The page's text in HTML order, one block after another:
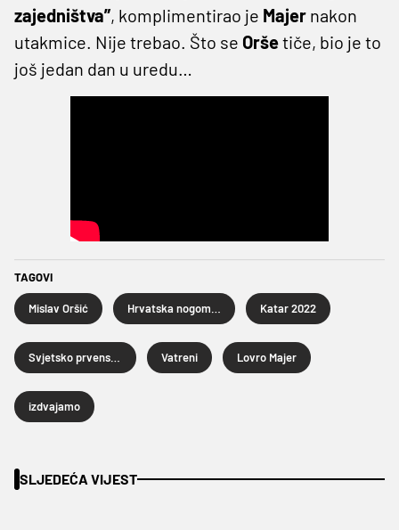
zajedništva”, komplimentirao je Majer nakon
utakmice. Nije trebao. Što se Oršetiče, bio je to
još jedan dan u uredu…
TAGOVI
Mislav Oršić Katar 2022
Vatreni Lovro Majer
izdvajamo
SLJEDEĆA VIJEST